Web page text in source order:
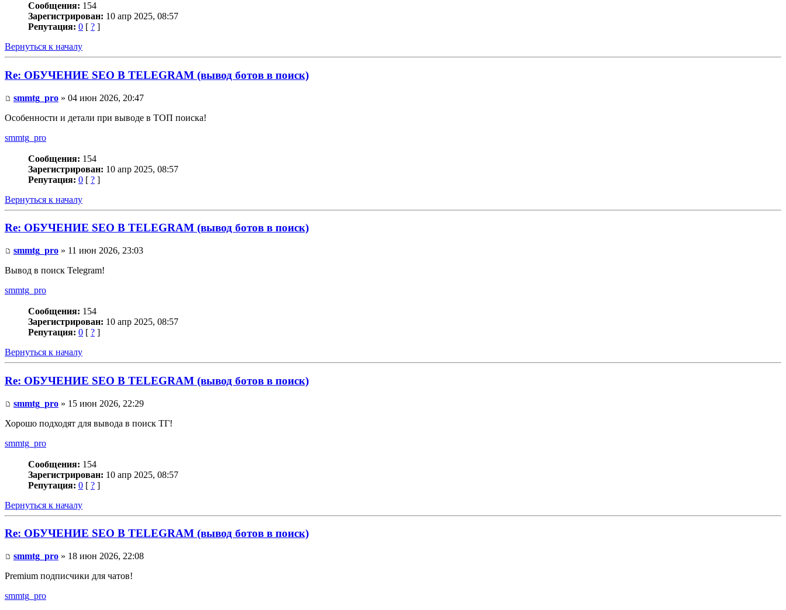
Сообщения: 154
Зарегистрирован: 10 апр 2025, 08:57
Репутация: 0 [ ? ]
Вернуться к началу
Re: ОБУЧЕНИЕ SEO В TELEGRAM (вывод ботов в поиск)
smmtg_pro » 04 июн 2026, 20:47
Особенности и детали при выводе в ТОП поиска!
smmtg_pro
Сообщения: 154
Зарегистрирован: 10 апр 2025, 08:57
Репутация: 0 [ ? ]
Вернуться к началу
Re: ОБУЧЕНИЕ SEO В TELEGRAM (вывод ботов в поиск)
smmtg_pro » 11 июн 2026, 23:03
Вывод в поиск Telegram!
smmtg_pro
Сообщения: 154
Зарегистрирован: 10 апр 2025, 08:57
Репутация: 0 [ ? ]
Вернуться к началу
Re: ОБУЧЕНИЕ SEO В TELEGRAM (вывод ботов в поиск)
smmtg_pro » 15 июн 2026, 22:29
Хорошо подходят для вывода в поиск ТГ!
smmtg_pro
Сообщения: 154
Зарегистрирован: 10 апр 2025, 08:57
Репутация: 0 [ ? ]
Вернуться к началу
Re: ОБУЧЕНИЕ SEO В TELEGRAM (вывод ботов в поиск)
smmtg_pro » 18 июн 2026, 22:08
Premium подписчики для чатов!
smmtg_pro